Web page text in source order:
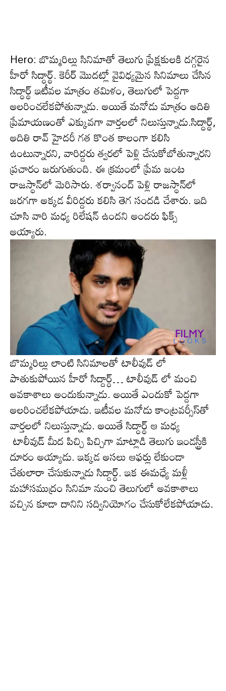
Hero: బొమ్మ‌రిల్లు సినిమాతో తెలుగు ప్రేక్ష‌కుల‌కి ద‌గ్గ‌రైన
హీరో సిద్ధార్థ్‌. కెరీర్ మొద‌ట్లో వైవిధ్య‌మైన సినిమాలు చేసిన
సిద్ధార్థ్ ఇటీవ‌ల మాత్రం త‌మిళం, తెలుగులో పెద్ద‌గా
అలరించ‌లేకపోతున్నాడు. అయితే మ‌నోడు మాత్రం అదితి
ప్రేమాయ‌ణంతో ఎక్కువ‌గా వార్త‌ల‌లో నిలుస్తున్నాడు.సిద్ధార్థ్,
అదితి రావ్ హైదరీ గత కొంత కాలంగా కలిసి
ఉంటున్నార‌ని, వారిద్ద‌రు త్వ‌ర‌లో పెళ్లి చేసుకోబోతున్నార‌ని
ప్ర‌చారం జ‌రుగుతుంది. ఈ క్ర‌మంలో ప్రేమ జంట
రాజ‌స్థాన్‌లో మెరిసారు. శ‌ర్వానంద్ పెళ్లి రాజ‌స్థాన్‌లో
జ‌ర‌గ‌గా అక్క‌డ వీరిద్ద‌రు క‌లిసి తెగ సందడి చేశారు. ఇది
చూసి వారి మ‌ధ్య రిలేష‌న్ ఉంద‌ని అంద‌రు ఫిక్స్
అయ్యారు.
బొమ్మరిల్లు లాంటి సినిమాలతో టాలీవుడ్ లో
పాతుకుపోయిన హీరో సిద్దార్ధ్… టాలీవుడ్ లో మంచి
అవకాశాలు అందుకున్నాడు. అయితే ఎందుకో పెద్ద‌గా
అల‌రించ‌లేక‌పోయాడు. ఇటీవ‌ల మనోడు కాంట్ర‌వ‌ర్సీస్‌తో
వార్త‌లలో నిలుస్తున్నాడు. అయితే సిద్ధార్థ్ ఆ మ‌ధ్య
టాలీవుడ్ మీద పిచ్చి పిచ్చిగా మాట్లాడి తెలుగు ఇండస్ట్రీకి
దూరం అయ్యాడు. ఇక్కడ అసలు ఆఫర్లు లేకుండా
చేతులారా చేసుకున్నాడు సిద్దార్థ్. ఇక ఈమధ్యే మళ్లీ
మహాసముద్రం సినిమా నుంచి తెలుగులో అవకాశాలు
వచ్చిన కూడా దానిని సద్వినియోగం చేసుకోలేక‌పోయాడు.